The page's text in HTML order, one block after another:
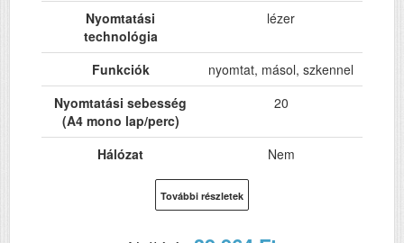
Nyomtatási
technológia
lézer
Funkciók
nyomtat, másol, szkennel
Nyomtatási sebesség
(A4 mono lap/perc)
20
Hálózat
Nem
További részletek